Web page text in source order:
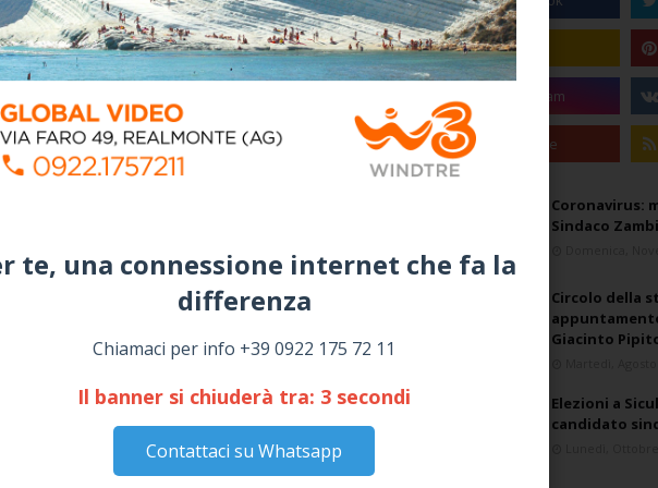
te, una connessione internet che fa la
differenza​
Chiamaci per info +39 0922 175 72 11
Il banner si chiuderà tra: 2 secondi
Contattaci su Whatsapp
Coronavirus:
Sindaco
Circolo della
Giacinto
Elezioni a
candidato